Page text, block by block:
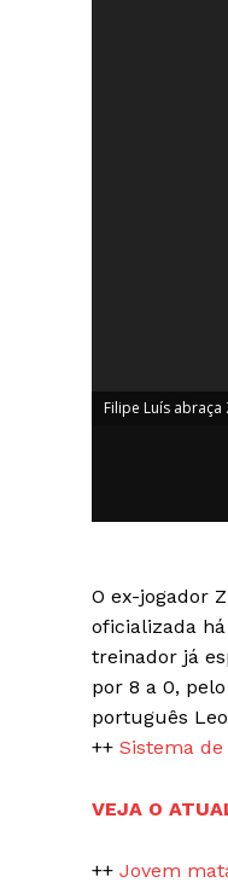
Filipe Luís
O ex-jogador
oficializada
treinador já
por 8 a 0,
português
++ Sistema
VEJA O
++ Jovem